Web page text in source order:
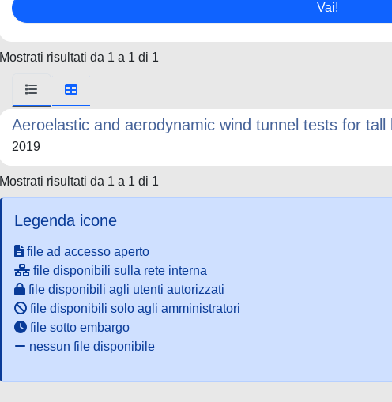
Mostrati risultati da 1 a 1 di 1
Aeroelastic and aerodynamic wind tunnel tests for tall
2019
Mostrati risultati da 1 a 1 di 1
Legenda icone
file ad accesso aperto
file disponibili sulla rete interna
file disponibili agli utenti autorizzati
file disponibili solo agli amministratori
file sotto embargo
nessun file disponibile